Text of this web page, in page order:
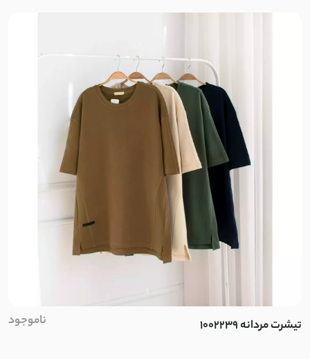
تیشرت مردانه 1002239 ناموجود